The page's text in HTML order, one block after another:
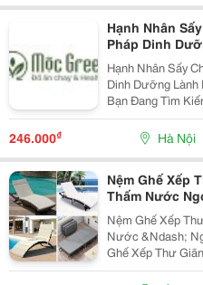
Hạnh Nhân
Pháp Dinh
Hiện Đại
Hạnh Nhân Sấy
Dinh Dưỡng Lành
Bạn Đang Tìm
Dưỡng Vừa
Ngày Mới Hoặc
Thì Hạnh Nhân...
246.000₫ Hà Nội
Nệm Ghế Xếp
Thấm Nước
Nệm Ghế Xếp
Nước &Ndash;
Ghế Xếp Thư
Nhiều Mẫu, Kích